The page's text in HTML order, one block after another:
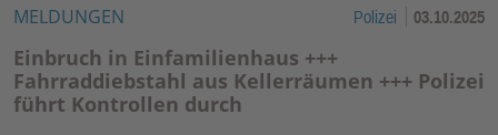
MELDUNGEN Polizei 03.10.2025
Einbruch in Einfamilienhaus +++
Fahrraddiebstahl aus Kellerräumen +++ Polizei
führt Kontrollen durch
N
E
R
F